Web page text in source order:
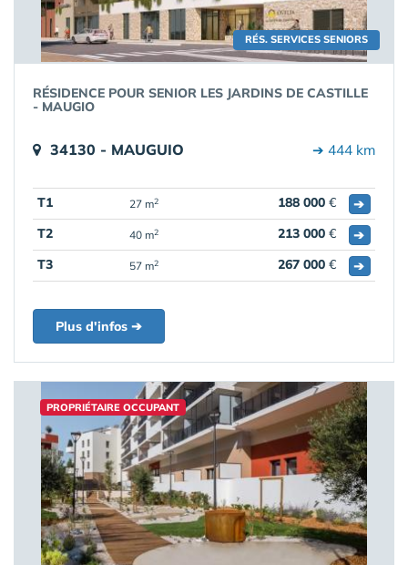
RÉS. SERVICES SENIORS
RÉSIDENCE POUR SENIOR LES JARDINS DE CASTILLE
- MAUGIO
34130 - MAUGUIO ➔ 444 km
T1 27 m2 188 000 €
➔
T2
40 m2 213 000 €
➔
T3
57 m2 267 000 € ➔
Plus d'infos ➔
PROPRIÉTAIRE OCCUPANT